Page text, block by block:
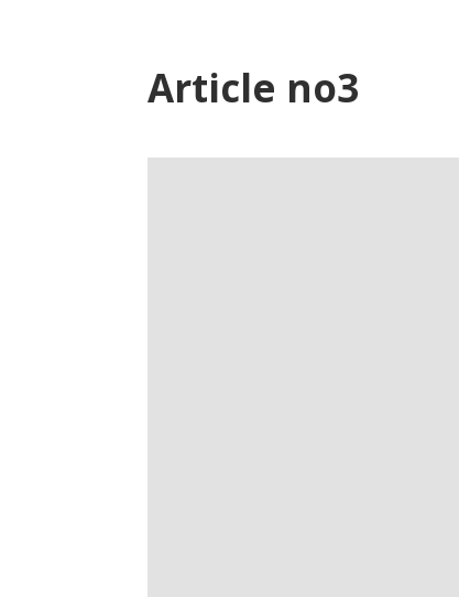
Article no3